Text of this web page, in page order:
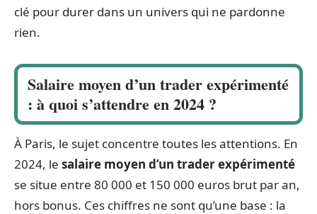
clé pour durer dans un univers qui ne pardonne
rien.
Salaire moyen d’un trader expérimenté
: à quoi s’attendre en 2024 ?
À Paris, le sujet concentre toutes les attentions. En
2024, le salaire moyen d’un trader expérimenté
se situe entre 80 000 et 150 000 euros brut par an,
hors bonus. Ces chiffres ne sont qu’une base : la